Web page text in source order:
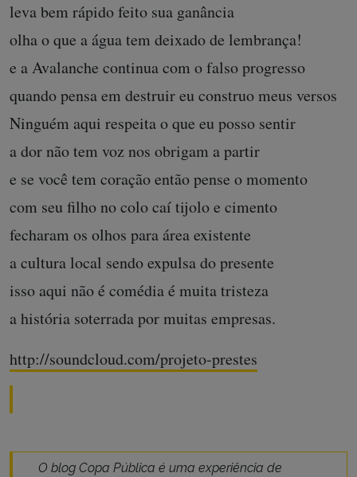
leva bem rápido feito sua ganância
olha o que a água tem deixado de lembrança!
e a Avalanche continua com o falso progresso
quando pensa em destruir eu construo meus versos
Ninguém aqui respeita o que eu posso sentir
a dor não tem voz nos obrigam a partir
e se você tem coração então pense o momento
com seu filho no colo caí tijolo e cimento
fecharam os olhos para área existente
a cultura local sendo expulsa do presente
isso aqui não é comédia é muita tristeza
a história soterrada por muitas empresas.
http://soundcloud.com/projeto-prestes
O blog Copa Pública é uma experiência de